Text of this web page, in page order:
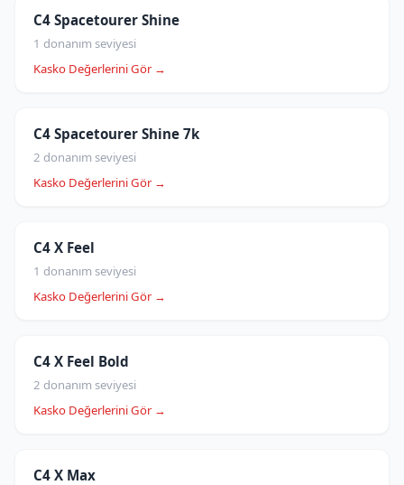
C4 Spacetourer Shine
1 donanım seviyesi
Kasko Değerlerini Gör →
C4 Spacetourer Shine 7k
2 donanım seviyesi
Kasko Değerlerini Gör →
C4 X Feel
1 donanım seviyesi
Kasko Değerlerini Gör →
C4 X Feel Bold
2 donanım seviyesi
Kasko Değerlerini Gör →
C4 X Max